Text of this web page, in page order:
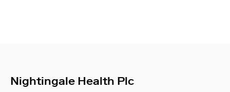
Nightingale Health Plc